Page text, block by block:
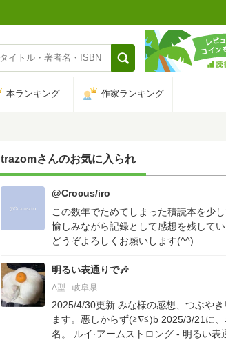
本ランキング 作家ランキング
trazomさんのお気に入られ
@Crocus/iro
この数年でためてしまった積読本を少
愉しみながら記録として感想を残してい
どうぞよろしくお願いします(^^)
明るい表通りで🎶
A型 岐阜県
2025/4/30更新 みな様の感想、つぶや
ます。悪しからず(≧∇≦)b 2025/3/21に
名。
ルイ·アームストロング - 明るい表